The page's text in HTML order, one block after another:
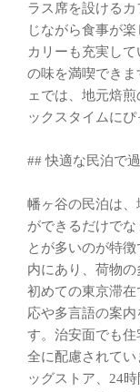
ラス席を設ける
じながら食事が
カリーも充実し
の味を満喫でき
ェでは、地元焙
ックスタイムにぴ
## 快適な民泊で
幡ヶ谷の民泊は
ができるだけで
とが多いのが特
内にあり、荷物の
初めての東京滞
応や多言語の案
す。治安面でも
全に配慮されて
ッグストア、24